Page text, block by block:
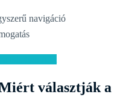
navigáció
választják a